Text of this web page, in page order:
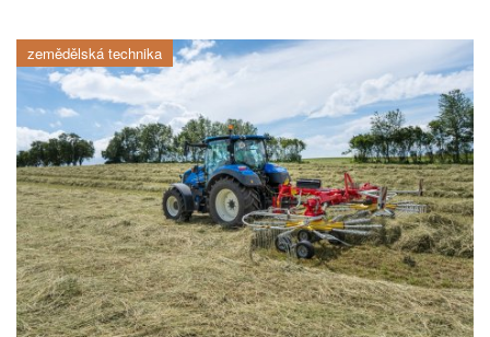
zemědělská technika